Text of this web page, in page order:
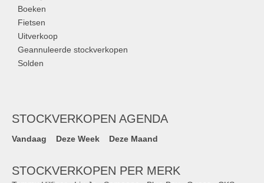
Boeken
Fietsen
Uitverkoop
Geannuleerde stockverkopen
Solden
STOCKVERKOPEN AGENDA
Vandaag Deze Week Deze Maand
STOCKVERKOPEN PER MERK